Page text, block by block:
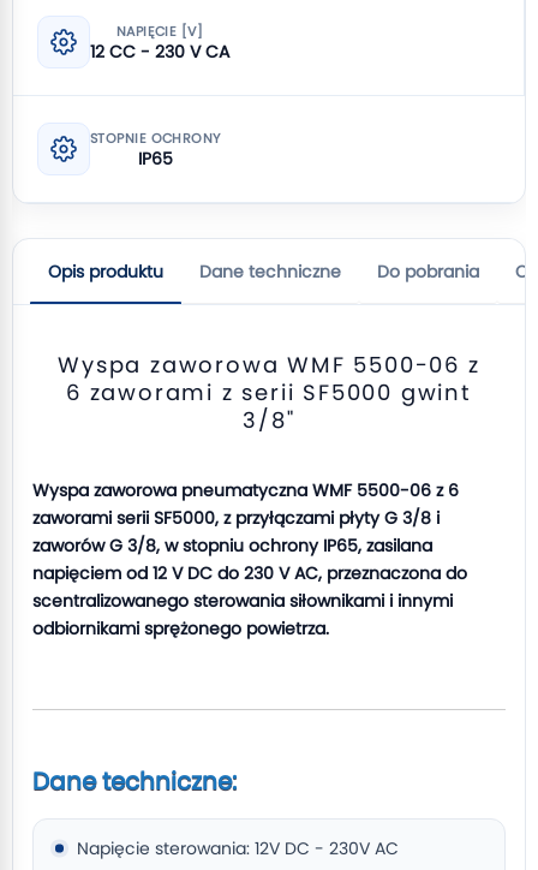
NAPIĘCIE [V]
12 CC - 230 V CA
STOPNIE OCHRONY
IP65
Opis produktu Dane techniczne Do pobrania
Wyspa zaworowa WMF 5500-06 z
6 zaworami z serii SF5000 gwint
3/8"
Wyspa zaworowa pneumatyczna WMF 5500-06 z 6
zaworami serii SF5000, z przyłączami płyty G 3/8 i
zaworów G 3/8, w stopniu ochrony IP65, zasilana
napięciem od 12 V DC do 230 V AC, przeznaczona do
scentralizowanego sterowania siłownikami i innymi
odbiornikami sprężonego powietrza.
Dane techniczne:
Napięcie sterowania: 12V DC - 230V AC